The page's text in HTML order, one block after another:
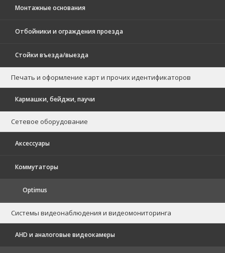
Монтажные основания
Отбойники и ограждения проезда
Стойки въезда/выезда
Печать и оформление карт и прочих идентификаторов
Кармашки, бейджи, паучи
Сетевое оборудование
Аксессуары
Коммутаторы
Optimus
Системы видеонаблюдения и видеомониторинга
AHD и аналоговые видеокамеры